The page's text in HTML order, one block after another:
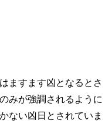
ますます凶となるとさ
みが強調されるように
ない凶日とされていま